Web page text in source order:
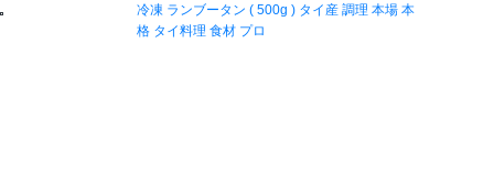
冷凍 ランブータン ( 500g ) タイ産 調理 本場 本
格 タイ料理 食材 プロ